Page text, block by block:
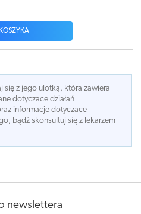
się z jego ulotką, która zawiera
dotyczace działań
informacje dotyczace
bądź skonsultuj się z lekarzem
newslettera